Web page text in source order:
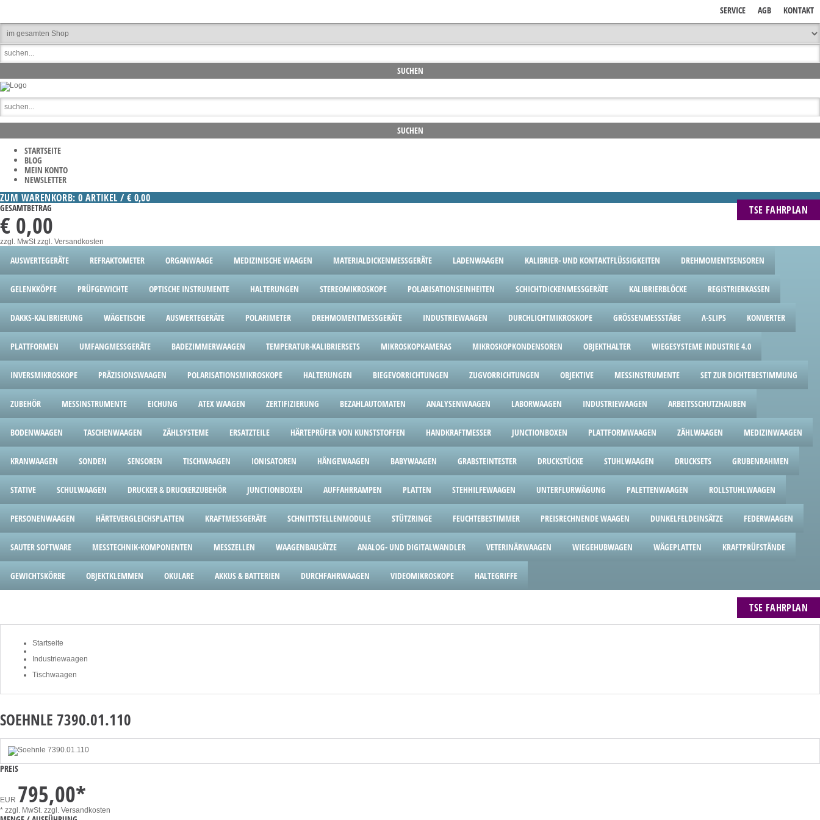
KONTAKT
AGB
SERVICE
STARTSEITE
BLOG
MEIN KONTO
NEWSLETTER
TSE FAHRPLAN
ZUM WARENKORB: 0 ARTIKEL / € 0,00
GESAMTBETRAG
€ 0,00
zzgl. MwStzzgl. Versandkosten
AUSWERTEGERÄTE REFRAKTOMETER ORGANWAAGE MEDIZINISCHE WAAGEN MATERIALDICKENMESSGERÄTE LADENWAAGEN KALIBRIER- UND KONTAKTFLÜSSIGKEITEN DREHMOMENTSENSOREN
GELENKKÖPFE PRÜFGEWICHTE OPTISCHE INSTRUMENTE HALTERUNGEN STEREOMIKROSKOPE POLARISATIONSEINHEITEN SCHICHTDICKENMESSGERÄTE KALIBRIERBLÖCKE REGISTRIERKASSEN
DAKKS-KALIBRIERUNG WÄGETISCHE AUSWERTEGERÄTE POLARIMETER DREHMOMENTMESSGERÄTE INDUSTRIEWAAGEN DURCHLICHTMIKROSKOPE GRÖSSENMESSSTÄBE Λ-SLIPS KONVERTER
PLATTFORMEN UMFANGMESSGERÄTE BADEZIMMERWAAGEN TEMPERATUR-KALIBRIERSETS MIKROSKOPKAMERAS MIKROSKOPKONDENSOREN OBJEKTHALTER WIEGESYSTEME INDUSTRIE 4.0
INVERSMIKROSKOPE PRÄZISIONSWAAGEN POLARISATIONSMIKROSKOPE HALTERUNGEN BIEGEVORRICHTUNGEN ZUGVORRICHTUNGEN OBJEKTIVE MESSINSTRUMENTE SET ZUR DICHTEBESTIMMUNG
ZUBEHÖR MESSINSTRUMENTE EICHUNG ATEX WAAGEN ZERTIFIZIERUNG BEZAHLAUTOMATEN ANALYSENWAAGEN LABORWAAGEN INDUSTRIEWAAGEN ARBEITSSCHUTZHAUBEN
BODENWAAGEN TASCHENWAAGEN ZÄHLSYSTEME ERSATZTEILE HÄRTEPRÜFER VON KUNSTSTOFFEN HANDKRAFTMESSER JUNCTIONBOXEN PLATTFORMWAAGEN ZÄHLWAAGEN MEDIZINWAAGEN
KRANWAAGEN SONDEN SENSOREN TISCHWAAGEN IONISATOREN HÄNGEWAAGEN BABYWAAGEN GRABSTEINTESTER DRUCKSTÜCKE STUHLWAAGEN DRUCKSETS GRUBENRAHMEN
STATIVE SCHULWAAGEN DRUCKER & DRUCKERZUBEHÖR JUNCTIONBOXEN AUFFAHRRAMPEN PLATTEN STEHHILFEWAAGEN UNTERFLURWÄGUNG PALETTENWAAGEN ROLLSTUHLWAAGEN
PERSONENWAAGEN HÄRTEVERGLEICHSPLATTEN KRAFTMESSGERÄTE SCHNITTSTELLENMODULE STÜTZRINGE FEUCHTEBESTIMMER PREISRECHNENDE WAAGEN DUNKELFELDEINSÄTZE FEDERWAAGEN
SAUTER SOFTWARE MESSTECHNIK-KOMPONENTEN MESSZELLEN WAAGENBAUSÄTZE ANALOG- UND DIGITALWANDLER VETERINÄRWAAGEN WIEGEHUBWAGEN WÄGEPLATTEN KRAFTPRÜFSTÄNDE
GEWICHTSKÖRBE OBJEKTKLEMMEN OKULARE AKKUS & BATTERIEN DURCHFAHRWAAGEN VIDEOMIKROSKOPE HALTEGRIFFE
TSE FAHRPLAN
Startseite
Industriewaagen
Tischwaagen
SOEHNLE 7390.01.110
PREIS
EUR 795,00*
* zzgl. MwSt. zzgl. Versandkosten